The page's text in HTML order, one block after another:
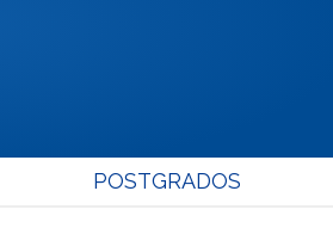
POSTGRADOS